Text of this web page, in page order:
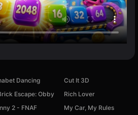
Dancing
Cut It 3D
Escape: Obby
Rich Lover
2 - FNAF
My Car, My Rules